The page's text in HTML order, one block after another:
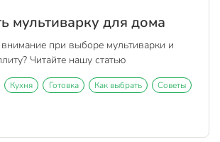
мультиварку для дома
при выборе мультиварки и
Читайте нашу статью
Кухня Готовка Как выбрать Советы